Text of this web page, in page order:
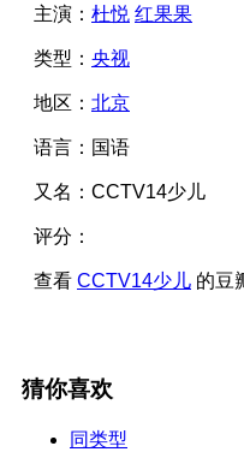
主演： 杜悦 红果果
类型： 央视
地区： 北京
语言： 国语
又名： CCTV14少儿
评分：
查看 CCTV14少儿 的豆
猜你喜欢
同类型